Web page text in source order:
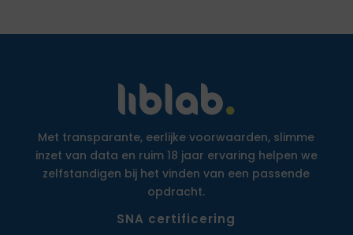
Met transparante, eerlijke voorwaarden, slimme
inzet van data en ruim 18 jaar ervaring helpen we
zelfstandigen bij het vinden van een passende
opdracht.
SNA certificering